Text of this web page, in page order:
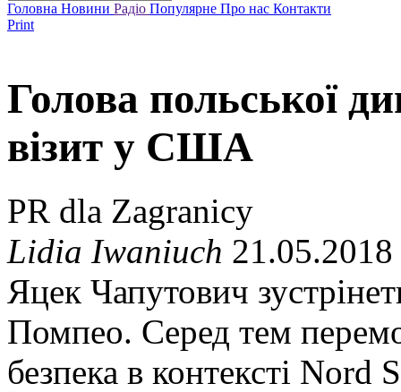
Головна Новини Радіо Популярне Про нас Контакти
Print
Голова польської
візит у США
PR dla Zagranicy
Lidia Iwaniuch
Яцек Чапутович
Помпео. Серед тем
безпека в контексті Nord